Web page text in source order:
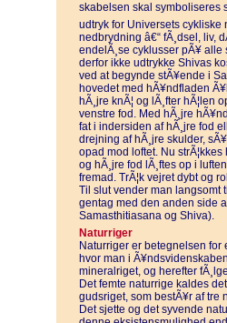
skabelsen skal symboliseres
udtryk for Universets cykliske
nedbrydning â€“ fÃ¸dsel, liv,
endelÃ¸se cyklusser pÃ¥
derfor ikke udtrykke Shivas
ved at begynde stÃ¥ende i
hovedet med hÃ¥ndfladen
hÃ¸jre knÃ¦ og lÃ¸fter
venstre fod. Med hÃ¸jre
fat i indersiden af hÃ¸jre fod
drejning af hÃ¸jre skulder,
opad mod loftet. Nu
og hÃ¸jre fod lÃ¸ftes op i
fremad. TrÃ¦k vejret dybt og
Til slut vender man langsomt
gentag med den anden side
Samasthitiasana og Shiva).
Naturriger
Naturriger er betegnelsen
hvor man i
mineralriget, og herefter
Det femte naturrige kaldes
gudsriget, som bestÃ¥r af tre
Det sjette og det syvende